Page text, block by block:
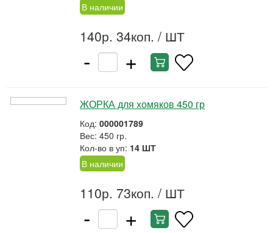
В наличии
140р. 34коп. / ШТ
- +
ЖОРКА для хомяков 450 гр
Код: 000001789
Вес: 450 гр.
Кол-во в уп: 14 ШТ
В наличии
110р. 73коп. / ШТ
- +